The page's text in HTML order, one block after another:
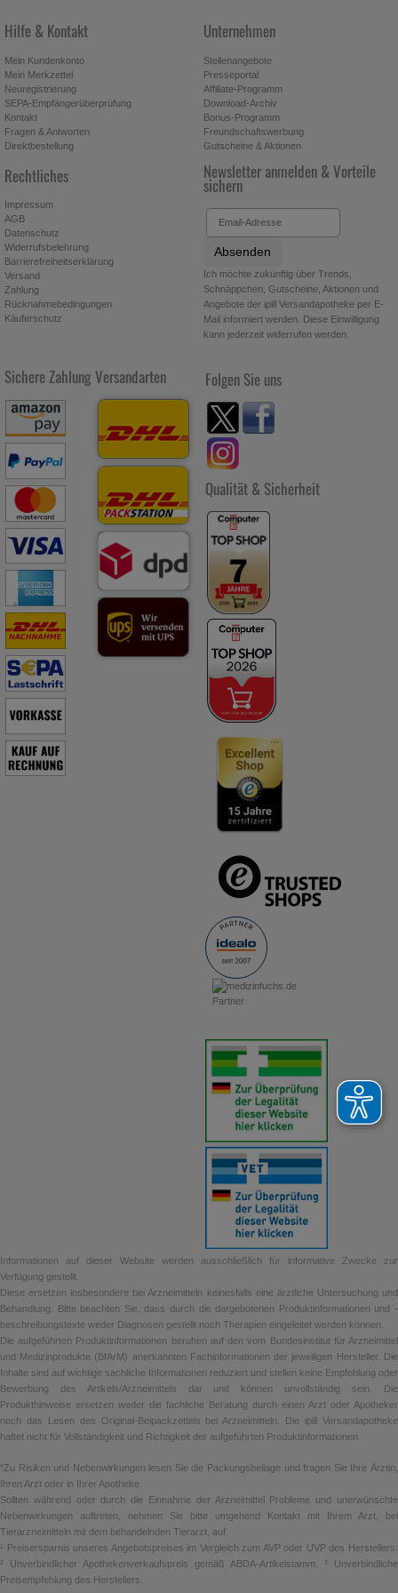
Hilfe & Kontakt
Mein Kundenkonto
Mein Merkzettel
Neuregistrierung
SEPA-Empfängerüberprüfung
Kontakt
Fragen & Antworten
Direktbestellung
Unternehmen
Stellenangebote
Presseportal
Affiliate-Programm
Download-Archiv
Bonus-Programm
Freundschaftswerbung
Gutscheine & Aktionen
Rechtliches
Impressum
AGB
Datenschutz
Widerrufsbelehrung
Barrierefreiheitserklärung
Versand
Zahlung
Rücknahmebedingungen
Käuferschutz
Newsletter anmelden & Vorteile
sichern
Absenden
Ich möchte zukünftig über Trends,
Schnäppchen, Gutscheine, Aktionen und
Angebote der ipill Versandapotheke per E-
Mail informiert werden. Diese Einwilligung
kann jederzeit widerrufen werden.
Sichere Zahlung Versandarten Folgen Sie uns
Qualität & Sicherheit
Informationen auf dieser Website werden ausschließlich für informative Zwecke zur
Verfügung gestellt.
Diese ersetzen insbesondere bei Arzneimitteln keinesfalls eine ärztliche Untersuchung und
Behandlung. Bitte beachten Sie, dass durch die dargebotenen Produktinformationen und -
beschreibungstexte weder Diagnosen gestellt noch Therapien eingeleitet werden können.
Die aufgeführten Produktinformationen beruhen auf den vom Bundesinstitut für Arzneimittel
und Medizinprodukte (BfArM) anerkannten Fachinformationen der jeweiligen Hersteller. Die
Inhalte sind auf wichtige sachliche Informationen reduziert und stellen keine Empfehlung oder
Bewerbung des Artikels/Arzneimittels dar und können unvollständig sein. Die
Produkthinweise ersetzen weder die fachliche Beratung durch einen Arzt oder Apotheker
noch das Lesen des Original-Beipackzettels bei Arzneimitteln. Die ipill Versandapotheke
haftet nicht für Vollständigkeit und Richtigkeit der aufgeführten Produktinformationen.
*Zu Risiken und Nebenwirkungen lesen Sie die Packungsbeilage und fragen Sie Ihre Ärztin,
Ihren Arzt oder in Ihrer Apotheke.
Sollten während oder durch die Einnahme der Arzneimittel Probleme und unerwünschte
Nebenwirkungen auftreten, nehmen Sie bitte umgehend Kontakt mit Ihrem Arzt, bei
Tierarzneimitteln mit dem behandelnden Tierarzt, auf.
¹ Preisersparnis unseres Angebotspreises im Vergleich zum AVP oder UVP des Herstellers.
² Unverbindlicher Apothekenverkaufspreis gemäß ABDA-Artikelstamm. ³ Unverbindliche
Preisempfehlung des Herstellers.